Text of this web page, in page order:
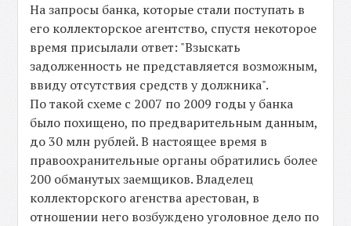
На запросы банка, которые стали поступать в
его коллекторское агентство, спустя некоторое
время присылали ответ: "Взыскать
задолженность не представляется возможным,
ввиду отсутствия средств у должника".
По такой схеме с 2007 по 2009 годы у банка
было похищено, по предварительным данным,
до 30 млн рублей. В настоящее время в
правоохранительные органы обратились более
200 обманутых заемщиков. Владелец
коллекторского агенства арестован, в
отношении него возбуждено уголовное дело по